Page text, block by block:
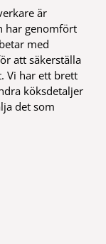
är
har genomfört
med
att säkerställa
Vi har ett brett
köksdetaljer
det som